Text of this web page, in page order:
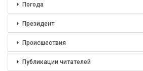
Погода
Президент
Происшествия
Публикации читателей